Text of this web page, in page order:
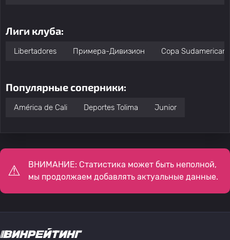
Лиги клуба:
Libertadores Примера-Дивизион Copa
Популярные соперники:
América de Cali Deportes Tolima Junior
ВНИМАНИЕ: Статистика может быть неполной,
мы продолжаем добавлять актуальные данные.